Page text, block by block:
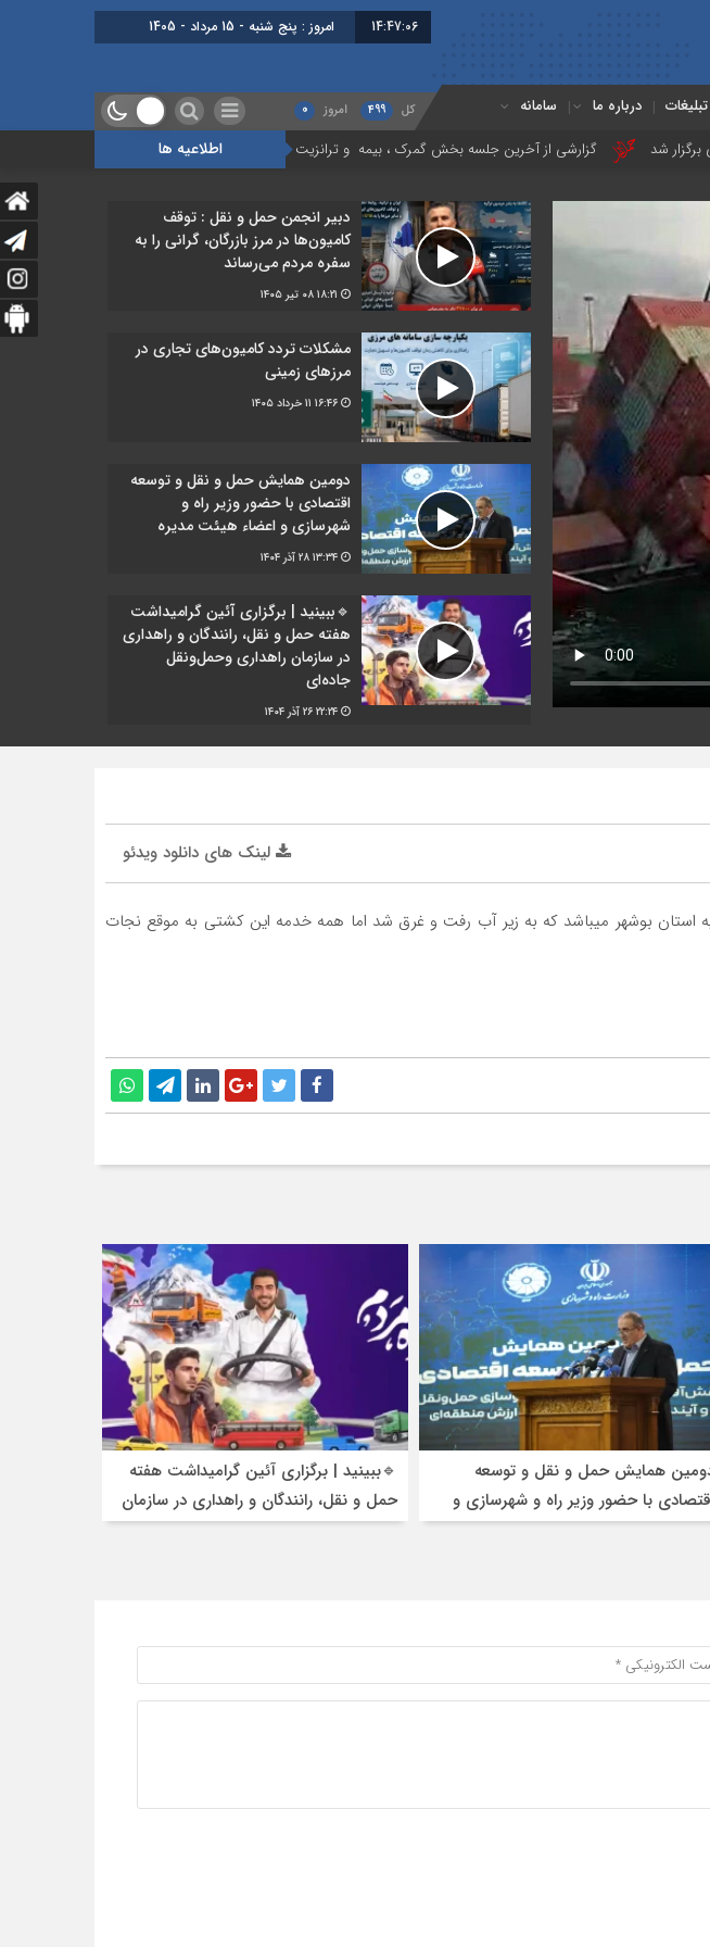
14:47:06 امروز : پنج شنبه - 15 مرداد - 1405
تبلیغات درباره ما سامانه کل 499 امروز 0
اطلاعیه ها گزارشی از آخرین جلسه بخش گمرک ، بیمه و ترانزیت درس‌هایی از یک بحران برای آینده حمل‌ونقل بین‌المللی
دبیر انجمن حمل‌ و نقل : توقف
کامیون‌ها در مرز بازرگان، گرانی را به
سفره مردم می‌رساند
۰۸ تیر ۱۴۰۵
مشکلات تردد کامیون‌های تجاری در
مرز‌های زمینی
۱۶:۴۶ ۱۱ خرداد ۱۴۰۵
دومین همایش حمل و نقل و توسعه
اقتصادی با حضور وزیر راه و
شهرسازی و اعضاء هیئت مدیره
۱۳:۳۴ ۲۸ آذر ۱۴۰۴
🔹ببینید | برگزاری آئین گرامیداشت
هفته حمل و نقل، رانندگان و راهداری
در سازمان راهداری وحمل‌ونقل
جاده‌ای
۲۲:۲۴ ۲۶ آذر ۱۴۰۴
لینک های دانلود ویدئو
در اسکله شماره ۹ بندر خدماتی پارس در عسلویه استان بوشهر میباشد که به زیر آب رفت و غرق شد اما همه خدمه این کشتی به موقع نجات
همایش حمل و نقل و توسعه
با حضور وزیر راه و شهرسازی و
هیئت مدیره
🔹ببینید | برگزاری آئین گرامیداشت هفته
حمل و نقل، رانندگان و راهداری در سازمان
راهداری وحمل‌ونقل جاده‌ای